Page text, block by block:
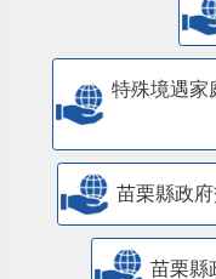
特殊境遇家
苗栗縣政
苗栗縣